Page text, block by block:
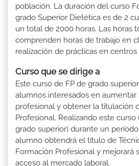
población. La duración del curso
grado Superior Dietética es de 2
un total de 2000 horas. Las horas
comprenden horas de trabajo en
realización de prácticas en centros
Curso que se dirige a
Este curso de FP de grado
alumnos interesados en aumentar
profesional y obtener la titulación
Profesional. Realizando este
grado superior) durante un
alumno obtendrá el título de
Formación Profesional y mejorará
acceso al mercado laboral.